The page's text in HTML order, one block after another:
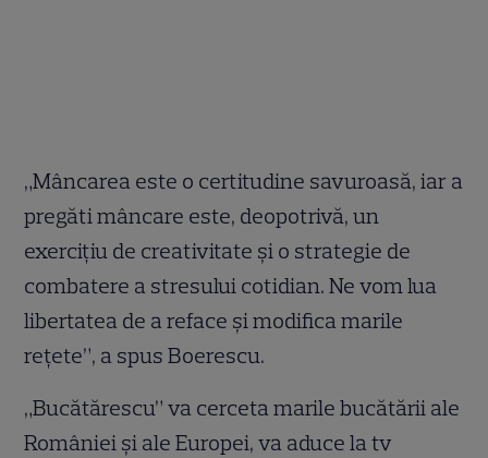
„Mâncarea este o certitudine savuroasă, iar a
pregăti mâncare este, deopotrivă, un
exerciţiu de creativitate şi o strategie de
combatere a stresului cotidian. Ne vom lua
libertatea de a reface şi modifica marile
reţete”, a spus Boerescu.
„Bucătărescu” va cerceta marile bucătării ale
României şi ale Europei, va aduce la tv